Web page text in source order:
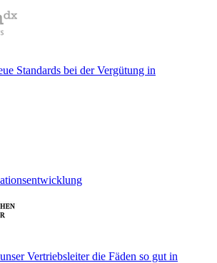
Standards bei der Vergütung in
Vertriebsleiter die Fäden so gut in